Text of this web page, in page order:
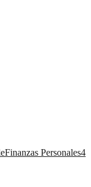
Finanzas Personales4